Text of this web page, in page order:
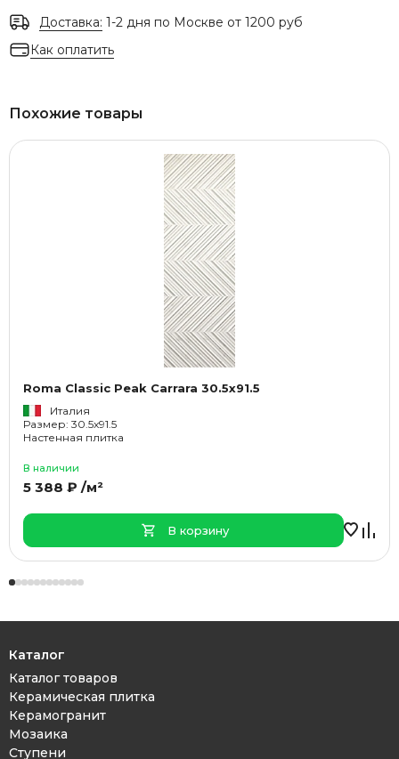
Доставка: 1-2 дня по Москве от 1200 руб
Как оплатить
Похожие товары
Roma Classic Peak Carrara 30.5x91.5
Италия
Размер: 30.5x91.5
Настенная плитка
В наличии
5 388 ₽ /м²
В корзину
Каталог
Каталог товаров
Керамическая плитка
Керамогранит
Мозаика
Ступени